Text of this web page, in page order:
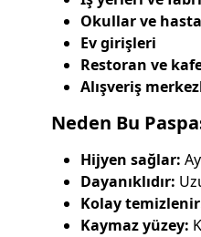
Okullar ve
Ev girişleri
Restoran ve
Alışveriş
Neden Bu
Hijyen sağlar:
Dayanıklıdır:
Kolay
Kaymaz yüzey: